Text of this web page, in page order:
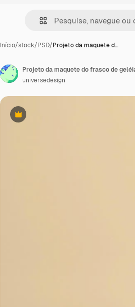
Início/stock/PSD/Projeto da maquete d…
Premium
Projeto da maquete do frasco de
universedesign